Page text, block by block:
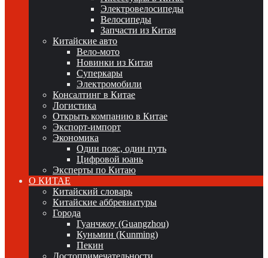
Электровелосипеды
Велосипеды
Запчасти из Китая
Китайские авто
Вело-мото
Новинки из Китая
Суперкары
Электромобили
Консалтинг в Китае
Логистика
Открыть компанию в Китае
Экспорт-импорт
Экономика
Один пояс, один путь
Цифровой юань
Эксперты по Китаю
О КИТАЕ
Китайский словарь
Китайские аббревиатуры
Города
Гуанчжоу (Guangzhou)
Куньмин (Kunming)
Пекин
Достопримечательности